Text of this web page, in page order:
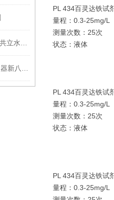
PL 434百灵达铁试
量程：0.3-25mg/L
测量次数：25次
状态：液体
PL 434百灵达铁试
量程：0.3-25mg/L
测量次数：25次
状态：液体
PL 434百灵达铁试
量程：0.3-25mg/L